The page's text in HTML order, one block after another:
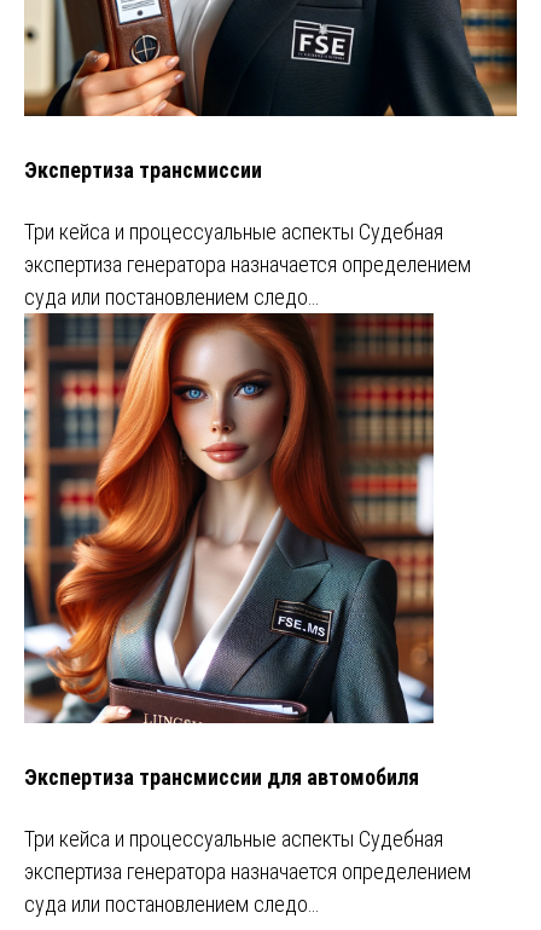
Экспертиза трансмиссии
Три кейса и процессуальные аспекты Судебная
экспертиза генератора назначается определением
суда или постановлением следо…
Экспертиза трансмиссии для автомобиля
Три кейса и процессуальные аспекты Судебная
экспертиза генератора назначается определением
суда или постановлением следо…